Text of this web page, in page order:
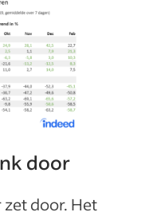
door
door. Het